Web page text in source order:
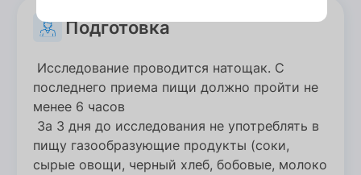
Подготовка
Исследование проводится натощак. С
последнего приема пищи должно пройти не
менее 6 часов
За 3 дня до исследования не употреблять в
пищу газообразующие продукты (соки,
сырые овощи, черный хлеб, бобовые, молоко